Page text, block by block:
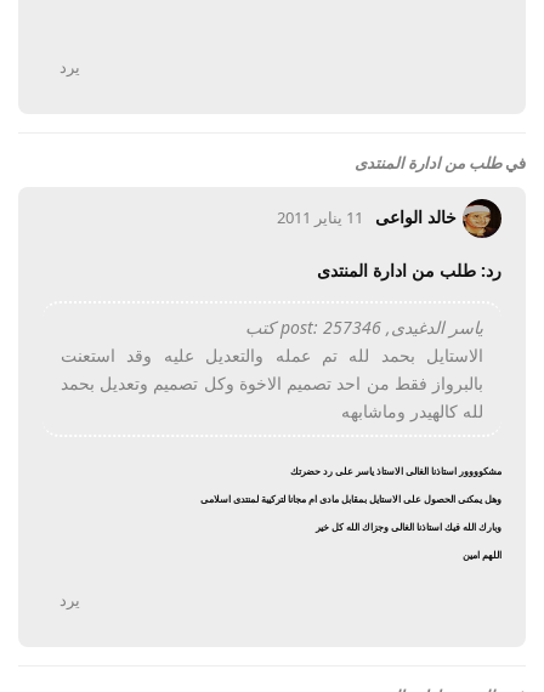
يرد
فيطلب من ادارة المنتدى
خالد الواعى 11 يناير 2011
رد: طلب من ادارة المنتدى
ياسر الدغيدى, post: 257346 كتب
الاستايل بحمد لله تم عمله والتعديل عليه وقد استعنت
بالبرواز فقط من احد تصميم الاخوة وكل تصميم وتعديل بحمد
لله كالهيدر وماشابهه
مشكوووور استاذنا الغالى الاستاذ ياسر على رد حضرتك
وهل يمكنى الحصول على الاستايل بمقابل مادى ام مجانا لتركيبة لمنتدى اسلامى
وبارك الله فيك استاذنا الغالى وجزاك الله كل خير
اللهم امين
يرد